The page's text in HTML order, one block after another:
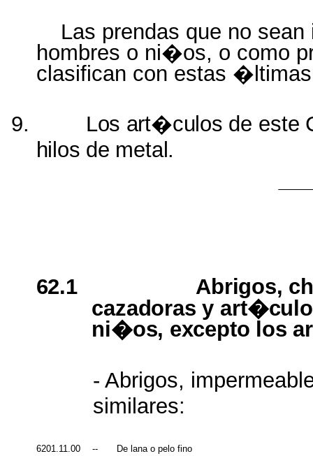
Las prendas que no
hombres o ni�os, o como
clasifican con estas
9. Los art�culos de este
hilos de metal.
62.1
Abrigos,
cazadorasy
ni�os, excepto los
- Abrigos,
similares:
6201.11.00 --
De lana o pelo fino